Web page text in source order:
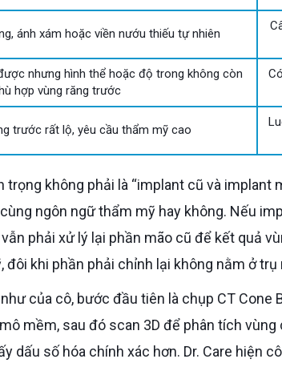
ánh xám hoặc viền nướu thiếu tự nhiên
nhưng hình thể hoặc độ trong không còn
hợp vùng răng trước
trước rất lộ, yêu cầu thẩm mỹ cao
ngôn ngữ thẩm mỹ hay không. Nếu
phải xử lý lại phần mão cũ để kết quả
đôi khi phần phải chỉnh lại không nằm ở
mềm, sau đó scan 3D để phân tích
dấu số hóa chính xác hơn. Dr. Care hiện